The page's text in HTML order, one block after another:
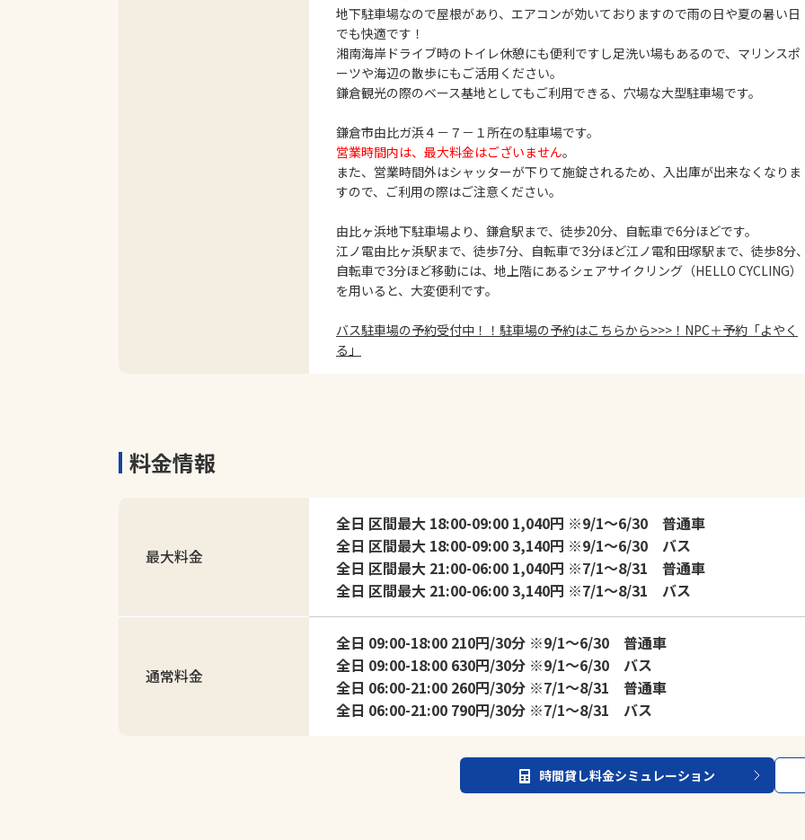
地下駐車場なので屋根があり、エアコンが効いておりますので雨の日や夏の暑い日
でも快適です！
湘南海岸ドライブ時のトイレ休憩にも便利ですし足洗い場もあるので、マリンスポ
ーツや海辺の散歩にもご活用ください。
鎌倉観光の際のベース基地としてもご利用できる、穴場な大型駐車場です。
鎌倉市由比ガ浜４－７－１所在の駐車場です。
営業時間内は、最大料金はございません。
また、営業時間外はシャッターが下りて施錠されるため、入出庫が出来なくなりま
すので、ご利用の際はご注意ください。
由比ヶ浜地下駐車場より、鎌倉駅まで、徒歩20分、自転車で6分ほどです。
江ノ電由比ヶ浜駅まで、徒歩7分、自転車で3分ほど江ノ電和田塚駅まで、徒歩8分
自転車で3分ほど移動には、地上階にあるシェアサイクリング（HELLO CYCLING）
を用いると、大変便利です。
バス駐車場の予約受付中！！駐車場の予約はこちらから>>>！NPC＋予約「よやく
る」
料金情報
最大料金
全日 区間最大 18:00-09:00 1,040円 ※9/1～6/30 普通車
全日 区間最大 18:00-09:00 3,140円 ※9/1～6/30 バス
全日 区間最大 21:00-06:00 1,040円 ※7/1～8/31 普通車
全日 区間最大 21:00-06:00 3,140円 ※7/1～8/31 バス
通常料金
全日 09:00-18:00 210円/30分 ※9/1～6/30 普通車
全日 09:00-18:00 630円/30分 ※9/1～6/30 バス
全日 06:00-21:00 260円/30分 ※7/1～8/31 普通車
全日 06:00-21:00 790円/30分 ※7/1～8/31 バス
時間貸し料金シミュレーション